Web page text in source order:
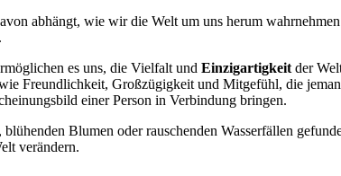
abhängt, wie wir die Welt um uns herum
es uns, die Vielfalt und Einzigartigkeit der
Freundlichkeit, Großzügigkeit und Mitgefühl, die
einer Person in Verbindung bringen.
Blumen oder rauschenden Wasserfällen
verändern.